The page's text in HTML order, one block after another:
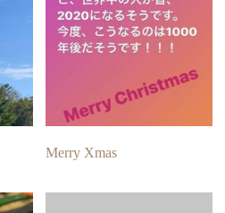
Merry Xmas